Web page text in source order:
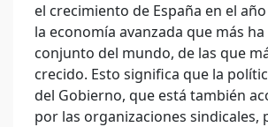
el crecimiento de España en el
la economía avanzada que más
conjunto del mundo, de las que
crecido. Esto significa que la
del Gobierno, que está también
por las organizaciones sindicales,